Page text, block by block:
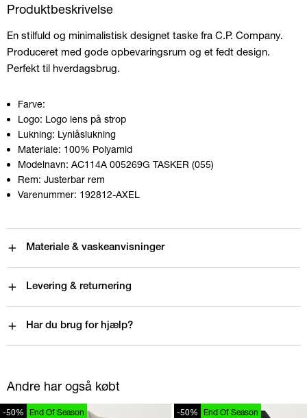
Produktbeskrivelse
En stilfuld og minimalistisk designet taske fra C.P. Company.
Produceret med gode opbevaringsrum og et fedt design.
Perfekt til hverdagsbrug.
Farve:
Logo: Logo lens på strop
Lukning: Lynlåslukning
Materiale: 100% Polyamid
Modelnavn: AC114A 005269G TASKER (055)
Rem: Justerbar rem
Varenummer: 192812-AXEL
Materiale & vaskeanvisninger
Levering & returnering
Har du brug for hjælp?
Andre har også købt
-50% End Of Season -50% End Of Season